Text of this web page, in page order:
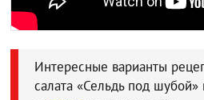
Интересные варианты
салата «Сельдь под шубой»